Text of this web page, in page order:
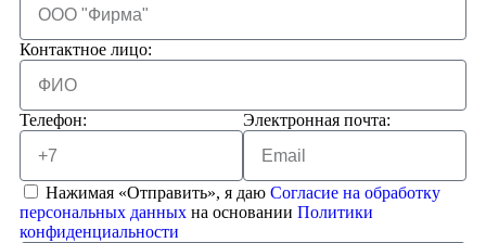
Контактное лицо:
Телефон: Электронная почта:
Нажимая «Отправить», я даю Согласие на обработку
персональных данных на основании Политики
конфиденциальности